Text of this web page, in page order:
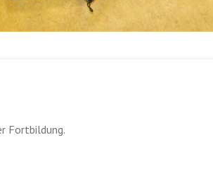
Fortbildung.